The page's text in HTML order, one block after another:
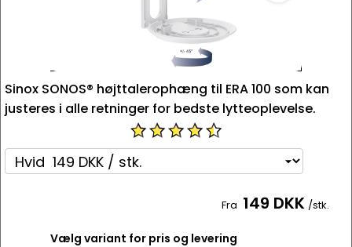
Sinox SONOS® højttalerophæng til ERA 100 som kan
justeres i alle retninger for bedste lytteoplevelse.
Fra 149 DKK /stk.
Vælg variant for pris og levering